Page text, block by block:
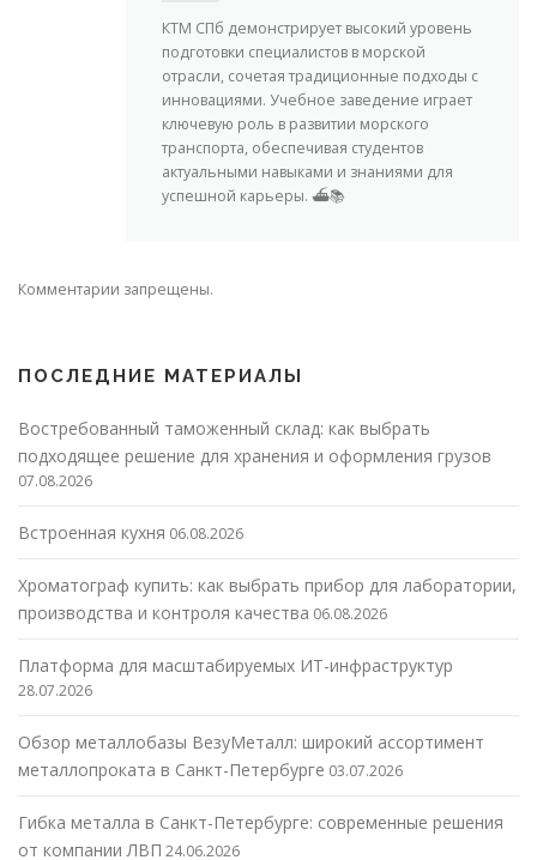
КТМ СПб демонстрирует высокий уровень
подготовки специалистов в морской
отрасли, сочетая традиционные подходы с
инновациями. Учебное заведение играет
ключевую роль в развитии морского
транспорта, обеспечивая студентов
актуальными навыками и знаниями для
успешной карьеры. ⛴️📚
Комментарии запрещены.
ПОСЛЕДНИЕ МАТЕРИАЛЫ
Востребованный таможенный склад: как выбрать
подходящее решение для хранения и оформления грузов
07.08.2026
Встроенная кухня 06.08.2026
Хроматограф купить: как выбрать прибор для лаборатории,
производства и контроля качества 06.08.2026
Платформа для масштабируемых ИТ-инфраструктур
28.07.2026
Обзор металлобазы ВезуМеталл: широкий ассортимент
металлопроката в Санкт-Петербурге 03.07.2026
Гибка металла в Санкт-Петербурге: современные решения
от компании ЛВП 24.06.2026